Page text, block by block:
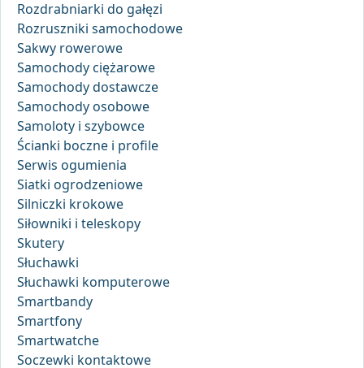
Rozdrabniarki do gałęzi
Rozruszniki samochodowe
Sakwy rowerowe
Samochody ciężarowe
Samochody dostawcze
Samochody osobowe
Samoloty i szybowce
Ścianki boczne i profile
Serwis ogumienia
Siatki ogrodzeniowe
Silniczki krokowe
Siłowniki i teleskopy
Skutery
Słuchawki
Słuchawki komputerowe
Smartbandy
Smartfony
Smartwatche
Soczewki kontaktowe